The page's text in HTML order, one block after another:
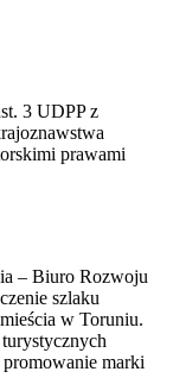
3 UDPP z
prawami
– Biuro Rozwoju
szlaku
w Toruniu.
marki